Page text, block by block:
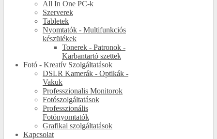
All In One PC-k
Szerverek
Tabletek
Nyomtatók - Multifunkciós
készülékek
Tonerek - Patronok -
Karbantartó szettek
Fotó - Kreatív Szolgáltatások
DSLR Kamerák - Optikák -
Vakuk
Professzionalis Monitorok
Fotószolgáltatások
Professzionális
Fotónyomtatók
Grafikai szolgáltatások
Kapcsolat